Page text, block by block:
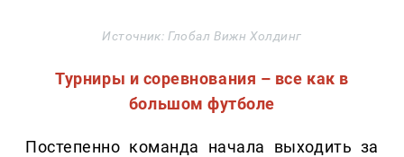
Источник: Глобал Вижн Холдинг
Турниры и соревнования – все как в
большом футболе
Постепенно команда начала выходить за